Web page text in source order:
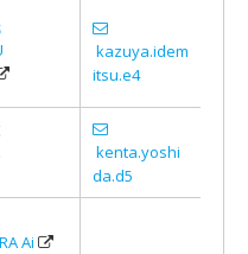
kazuya.idem
itsu.e4
kenta.yoshi
da.d5
Ai